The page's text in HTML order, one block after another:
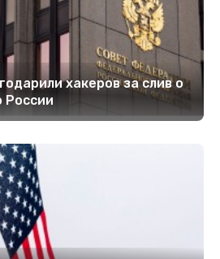
хакеров за слив о
России